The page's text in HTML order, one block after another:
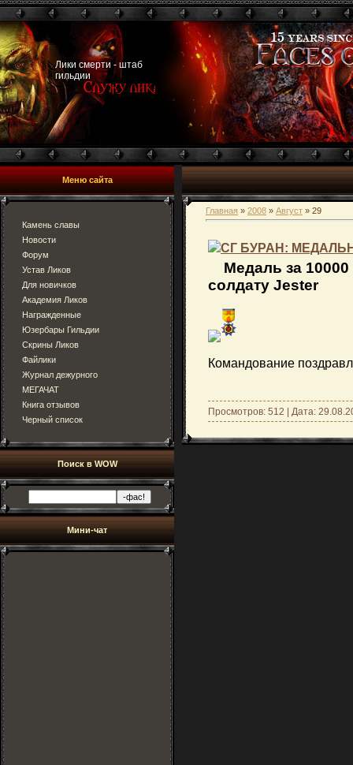
Лики смерти - штаб
гильдии
Меню сайта
Камень славы
Новости
Форум
Устав Ликов
Для новичков
Академия Ликов
Награжденные
Юзербары Гильдии
Скрины Ликов
Файлики
Журнал дежурного
МЕГАЧАТ
Книга отзывов
Черный список
Поиск в WOW
Мини-чат
Главная » 2008 » Август » 29
СГ БУРАН:
Медаль за 10000
солдату Jester
Командование
Просмотров: 512 | Дата: